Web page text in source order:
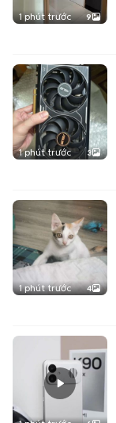
1 phút trước 9
1 phút trước 3
1 phút trước 4